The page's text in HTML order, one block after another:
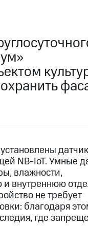
NB-IoT. Умные
влажности,
внутреннюю
не требует
благодаря
где